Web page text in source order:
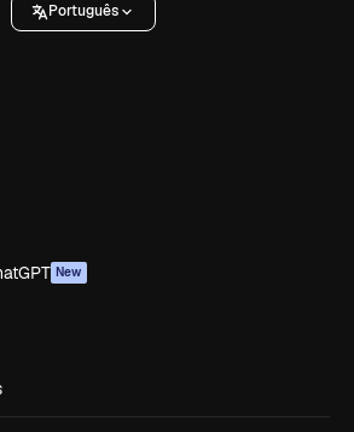
Português
New